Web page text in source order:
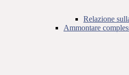
Relazione
Ammontare